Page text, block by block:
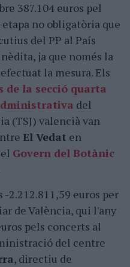
387.104 euros pel
no obligatòria que
del PP al País
ja que només la
la mesura. Els
de la secció quarta
del
(TSJ) valencià van
El Vedat en
Govern del Botànic
-2.212.811,59 euros per
de València, qui l'any
pels concerts al
del centre
, directiu de